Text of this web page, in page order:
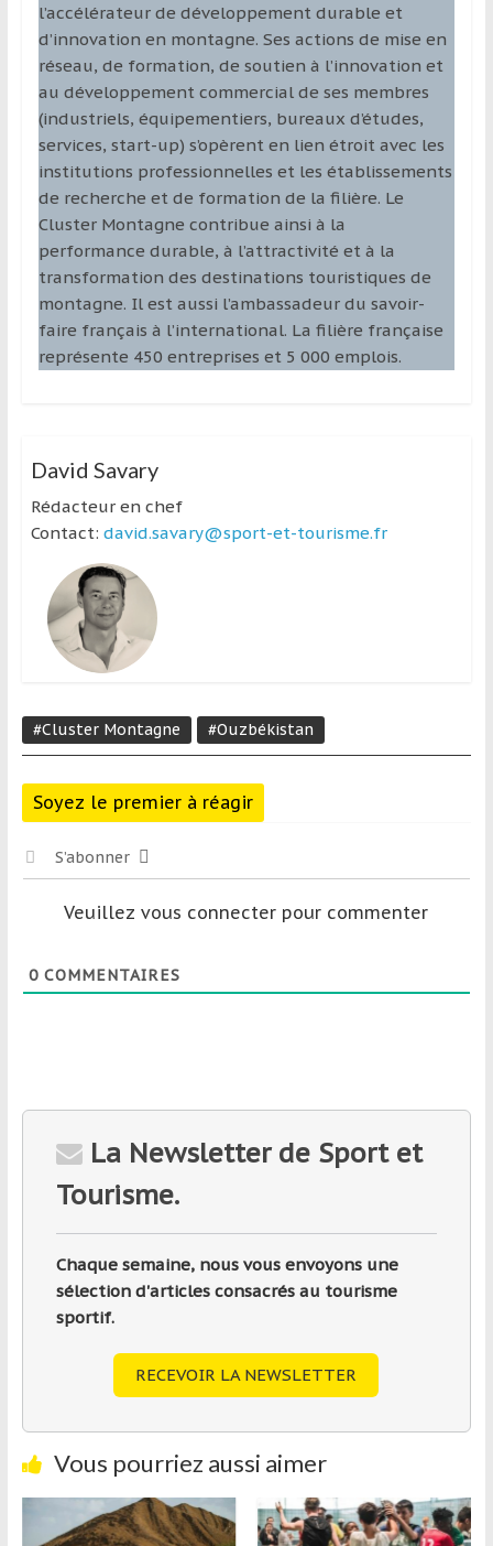
l’accélérateur de développement durable et
d’innovation en montagne. Ses actions de mise en
réseau, de formation, de soutien à l’innovation et
au développement commercial de ses membres
(industriels, équipementiers, bureaux d’études,
services, start-up) s’opèrent en lien étroit avec les
institutions professionnelles et les établissements
de recherche et de formation de la filière. Le
Cluster Montagne contribue ainsi à la
performance durable, à l’attractivité et à la
transformation des destinations touristiques de
montagne. Il est aussi l’ambassadeur du savoir-
faire français à l’international. La filière française
représente 450 entreprises et 5 000 emplois.
David Savary
Rédacteur en chef
Contact: david.savary@sport-et-tourisme.fr
#Cluster Montagne #Ouzbékistan
Soyez le premier à réagir
S’abonner
Veuillez vous connecter pour commenter
0COMMENTAIRES
La Newsletter de Sport et
Tourisme.
Chaque semaine, nous vous envoyons une
sélection d'articles consacrés au tourisme
sportif.
RECEVOIR LA NEWSLETTER
Vous pourriez aussi aimer